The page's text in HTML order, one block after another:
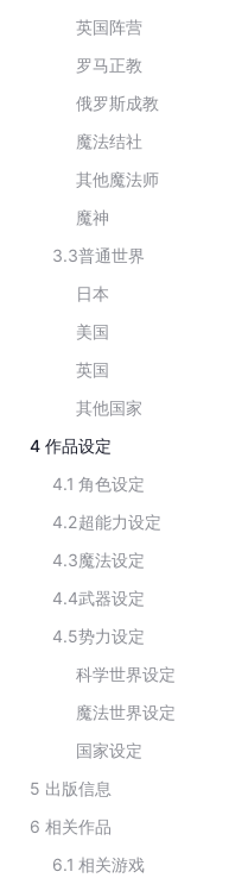
英国阵营
罗马正教
俄罗斯成教
魔法结社
其他魔法师
魔神
3.3普通世界
日本
美国
英国
其他国家
4 作品设定
4.1 角色设定
4.2超能力设定
4.3魔法设定
4.4武器设定
4.5势力设定
科学世界设定
魔法世界设定
国家设定
5 出版信息
6 相关作品
6.1 相关游戏